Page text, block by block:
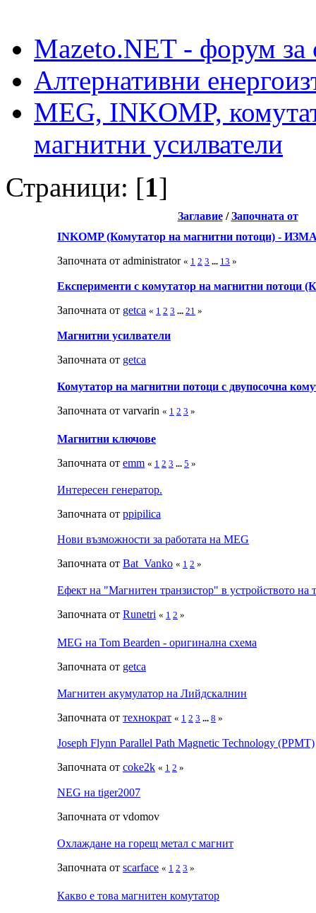
Mazeto.NET - форум за
Алтернативни
MEG, INKOMP,
магнитни усилватели
Страници: [1]
Заглавие/Започната от
INKOMP (Комутатор на магнитни потоци) -
Започната от administrator « 1 2 3 ... 13 »
Експерименти с комутатор на магнитни потоци
Започната от getca « 1 2 3 ... 21 »
Магнитни усилватели
Започната от getca
Комутатор на магнитни потоци с двупосочна
Започната от varvarin « 1 2 3 »
Магнитни ключове
Започната от emm « 1 2 3 ... 5 »
Интересен генератор.
Започната от ppipilica
Нови възможности за работата на MEG
Започната от Bat_Vanko « 1 2 »
Ефект на "Магнитен транзистор" в устройството на
Започната от Runetri « 1 2 »
MEG на Tom Bearden - оригинална схема
Започната от getca
Магнитен акумулатор на Лийдскалнин
Започната от технократ « 1 2 3 ... 8 »
Joseph Flynn Parallel Path Magnetic Technology (PPMT)
Започната от coke2k « 1 2 »
NEG на tiger2007
Започната от vdomov
Охлаждане на горещ метал с магнит
Започната от scarface « 1 2 3 »
Какво е това магнитен комутатор